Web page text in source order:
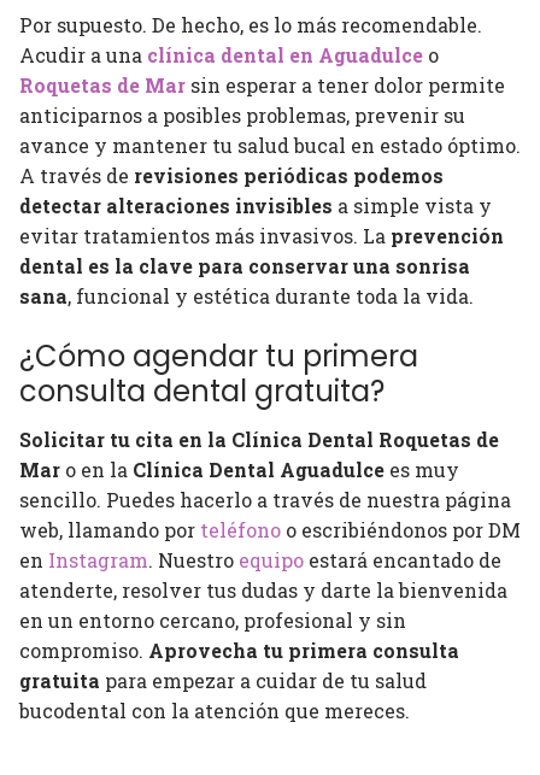
Por supuesto. De hecho, es lo más recomendable.
Acudir a una clínica dental en Aguadulce o
Roquetas de Mar sin esperar a tener dolor permite
anticiparnos a posibles problemas, prevenir su
avance y mantener tu salud bucal en estado óptimo.
A través de revisiones periódicas podemos
detectar alteraciones invisibles a simple vista y
evitar tratamientos más invasivos. La prevención
dental es la clave para conservar una sonrisa
sana, funcional y estética durante toda la vida.
¿Cómo agendar tu primera
consulta dental gratuita?
Solicitar tu cita en la Clínica Dental Roquetas de
Mar o en la Clínica Dental Aguadulce es muy
sencillo. Puedes hacerlo a través de nuestra página
web, llamando por teléfono o escribiéndonos por DM
en Instagram. Nuestro equipo estará encantado de
atenderte, resolver tus dudas y darte la bienvenida
en un entorno cercano, profesional y sin
compromiso. Aprovecha tu primera consulta
gratuita para empezar a cuidar de tu salud
bucodental con la atención que mereces.